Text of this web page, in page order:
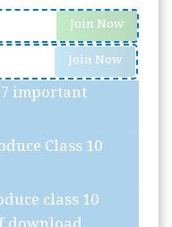
Join Now
Join Now
7 important
Class 10
class 10